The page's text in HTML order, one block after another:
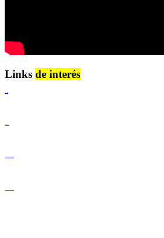
Links de interés